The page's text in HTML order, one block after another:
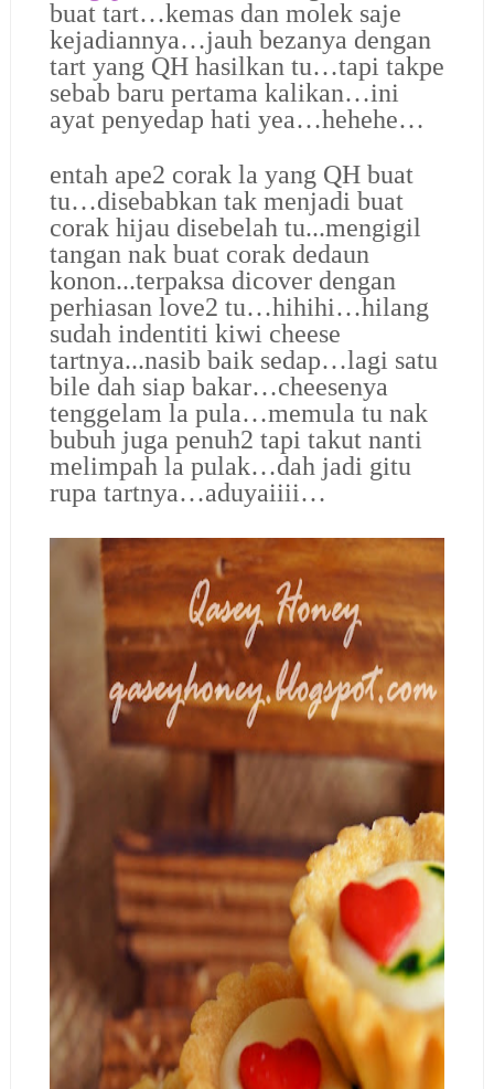
buat tart…kemas dan molek saje
kejadiannya…jauh bezanya dengan
tart yang QH hasilkan tu…tapi takpe
sebab baru pertama kalikan…ini
ayat penyedap hati yea…hehehe…
entah ape2 corak la yang QH buat
tu…disebabkan tak menjadi buat
corak hijau disebelah tu...mengigil
tangan nak buat corak dedaun
konon...terpaksa dicover dengan
perhiasan love2 tu…hihihi…hilang
sudah indentiti kiwi cheese
tartnya...nasib baik sedap…lagi satu
bile dah siap bakar…cheesenya
tenggelam la pula…memula tu nak
bubuh juga penuh2 tapi takut nanti
melimpah la pulak…dah jadi gitu
rupa tartnya…aduyaiiii…